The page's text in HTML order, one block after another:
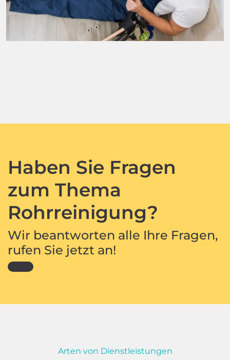
Haben Sie Fragen
zum Thema
Rohrreinigung?
Wir beantworten alle Ihre Fragen,
rufen Sie jetzt an!
Arten von Dienstleistungen